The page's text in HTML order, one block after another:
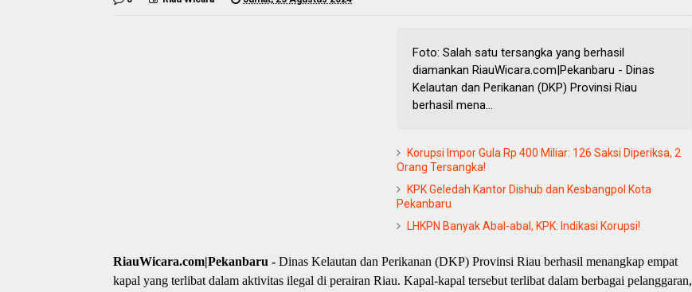
Foto: Salah satu tersangka yang berhasil
diamankan RiauWicara.com|Pekanbaru - Dinas
Kelautan dan Perikanan (DKP) Provinsi Riau
berhasil mena...
Korupsi Impor Gula Rp 400 Miliar: 126 Saksi Diperiksa, 2
Orang Tersangka!
KPK Geledah Kantor Dishub dan Kesbangpol Kota
Pekanbaru
LHKPN Banyak Abal-abal, KPK: Indikasi Korupsi!
RiauWicara.com|Pekanbaru - Dinas Kelautan dan Perikanan (DKP) Provinsi Riau berhasil menangkap empat
kapal yang terlibat dalam aktivitas ilegal di perairan Riau. Kapal-kapal tersebut terlibat dalam berbagai pelanggaran,